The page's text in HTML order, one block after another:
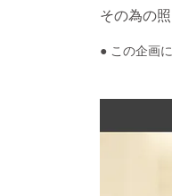
その為の
● この企画